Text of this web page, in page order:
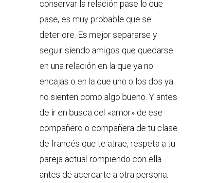
conservar la relación pase lo que
pase, es muy probable que se
deteriore. Es mejor separarse y
seguir siendo amigos que quedarse
en una relación en la que ya no
encajas o en la que uno o los dos ya
no sienten como algo bueno. Y antes
de ir en busca del «amor» de ese
compañero o compañera de tu clase
de francés que te atrae, respeta a tu
pareja actual rompiendo con ella
antes de acercarte a otra persona.